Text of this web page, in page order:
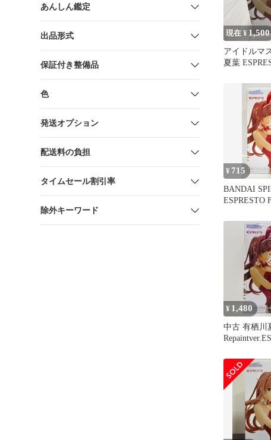
あんしん鑑定
出品形式
保証付き整備品
色
発送オプション
配送料の負担
タイムセール割引率
除外キーワード
現在 ¥ 1,500
アイドルマ
夏葉
¥ 715
BANDAI
ESPRESTO
Repaint ver.
¥ 1,480
中古 有栖川
「アイドル
イニーカラ